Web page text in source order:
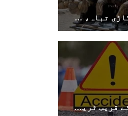
مند میں فورسز کی گاڑی تباہ، سوراب میں کوئٹہ–کراچی شاہراہ کا پل دھماکے سے تباہ
خضدار: وڈھ بازار کے قریب ٹریفک حادثے میں 4 افراد جاں بحق، 3 زخمی